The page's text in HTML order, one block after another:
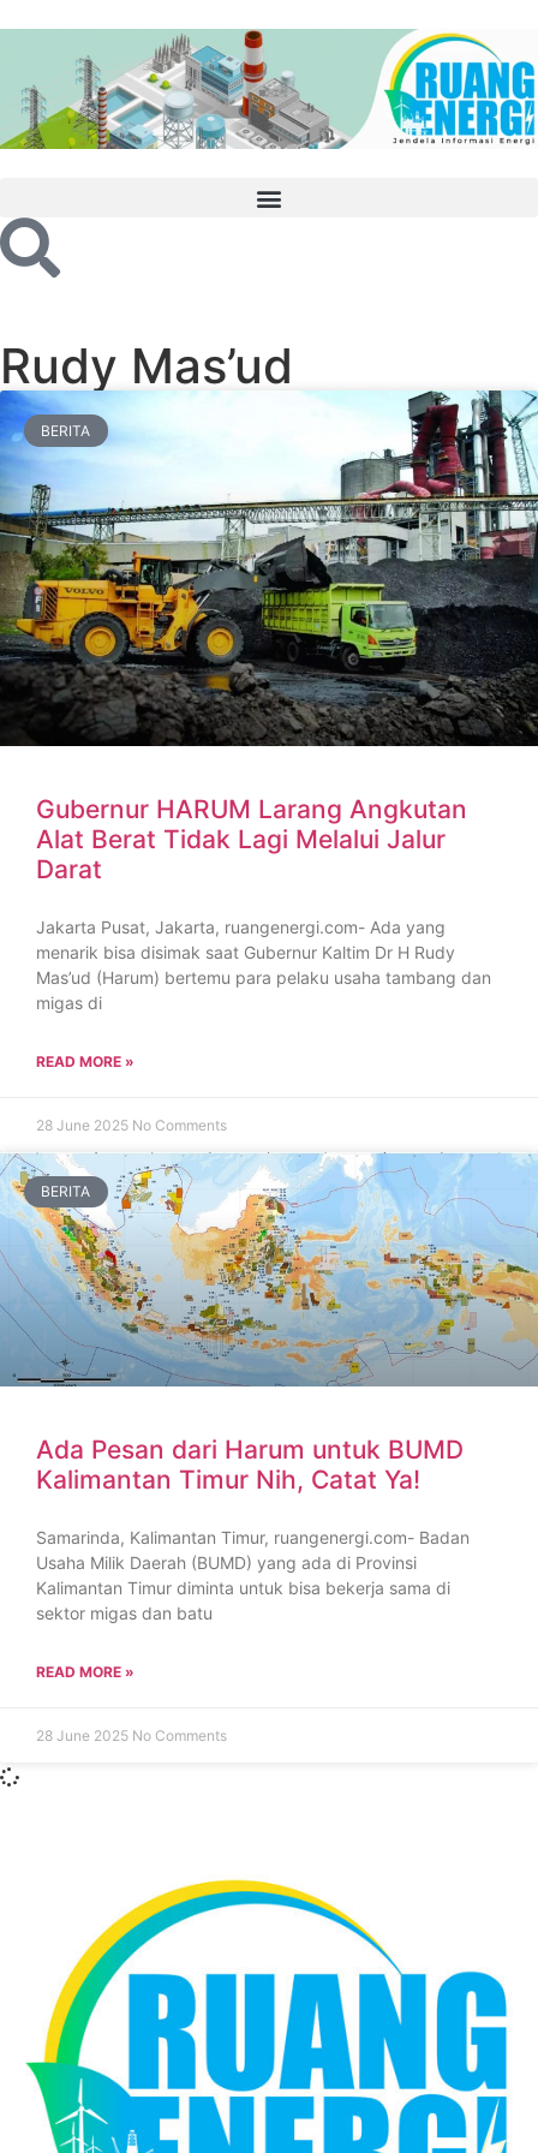
Rudy Mas’ud
BERITA
Gubernur HARUM Larang Angkutan
Alat Berat Tidak Lagi Melalui Jalur
Darat
Jakarta Pusat, Jakarta, ruangenergi.com- Ada yang
menarik bisa disimak saat Gubernur Kaltim Dr H Rudy
Mas’ud (Harum) bertemu para pelaku usaha tambang dan
migas di
READ MORE »
28 June 2025 No Comments
BERITA
Ada Pesan dari Harum untuk BUMD
Kalimantan Timur Nih, Catat Ya!
Samarinda, Kalimantan Timur, ruangenergi.com- Badan
Usaha Milik Daerah (BUMD) yang ada di Provinsi
Kalimantan Timur diminta untuk bisa bekerja sama di
sektor migas dan batu
READ MORE »
28 June 2025 No Comments